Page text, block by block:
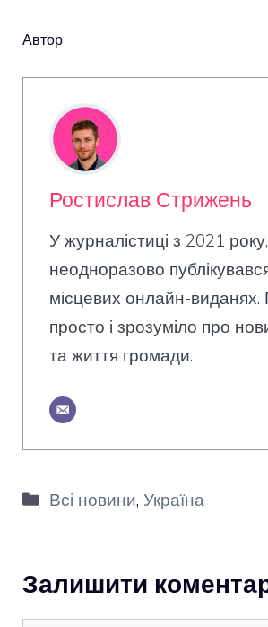
Автор
Ростислав Стрижень
У журналістиці з 2021 року,
неодноразово
місцевих онлайн-
просто і зрозуміло про
та життя громади.
Категорії
Всі новини,Україна
Залишити